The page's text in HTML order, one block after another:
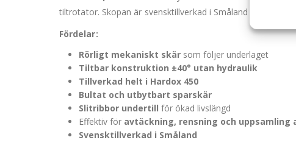
tiltrotator. Skopan är svensktillverkad i Småland med
Fördelar:
Rörligt mekaniskt skär som följer underlaget
Tiltbar konstruktion ±40° utan hydraulik
Tillverkad helt i Hardox 450
Bultat och utbytbart sparskär
Slitribbor undertill för ökad livslängd
Effektiv för avtäckning, rensning och uppsamling
Svensktillverkad i Småland